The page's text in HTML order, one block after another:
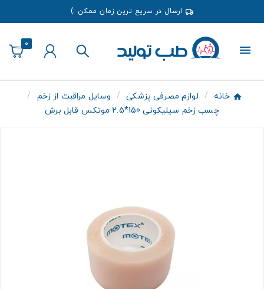
ارسال در سریع ترین زمان ممکن :)
0
خانه لوازم مصرفی پزشکی
وسایل مراقبت از زخم
چسب زخم سیلیکونی 150*2.5 موتکس قابل برش